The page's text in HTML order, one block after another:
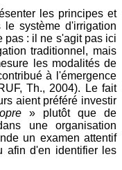
les principes et
système d'irrigation
pas : il ne s'agit pas ici
traditionnel, mais
les modalités de
à l'émergence
Th., 2004). Le fait
aient préféré investir
» plutôt que de
une organisation
un examen attentif
afin d'en identifier les